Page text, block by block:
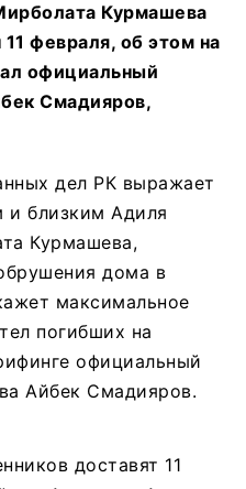
Курмашева
февраля, об этом на
официальный
Смадияров,
дел РК выражает
и близким Адиля
Курмашева,
дома в
максимальное
погибших на
официальный
Айбек Смадияров.
доставят 11